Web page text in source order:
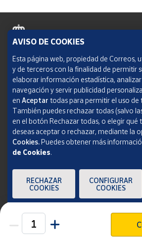
Unidades
Política de cookies
Aviso legal
Condiciones del servicio
Política de Privacidad Web
Informe de transparencia
SOCIEDAD ESTATAL CORREOS Y TELÉGRAFOS,
AVISO DE COOKIES
Esta página web, propiedad de Correos,
y de terceros con la finalidad de permitir
elaborar información estadística, analizar
navegación y servir publicidad
en Aceptar todas para permitir el uso de
También puedes rechazar todas (salvo
en el botón Rechazar todas, o elegir qué
deseas aceptar o rechazar, mediante la
Cookies.Puedes obtener más
de Cookies.
RECHAZAR
COOKIES
CONFIGURAR
COOKIES